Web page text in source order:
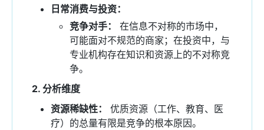
日常消费与投资：
竞争对手：
在信息不对称的市场中，
可能面对不规范的商家；在投资中，与
专业机构存在知识和资源上的不对称竞
争。
2. 分析维度
资源稀缺性：
优质资源（工作、教育、医
疗）的总量有限是竞争的根本原因。